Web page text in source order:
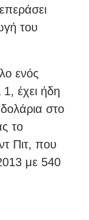
του
ενός
έχει ήδη
στο
το
Πιτ, που
με 540